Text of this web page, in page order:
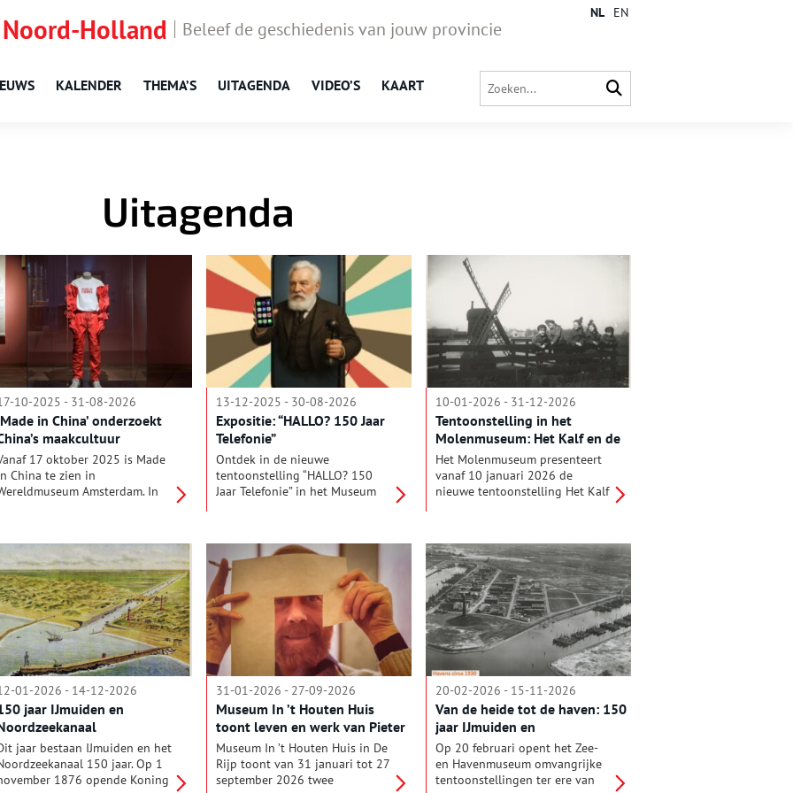
Holland Beleef de geschiedenis van jouw provincie
KALENDER THEMA’S UITAGENDA VIDEO’S KAART
NL EN
Uitagenda
10-2025 - 31-08-2026
in China’ onderzoekt
maakcultuur
17 oktober 2025 is Made
China te zien in
Amsterdam. In
makerschap is van alle tijden en
onlosmakelijk verbonden met
mens zijn. Made in China
China als casestudy voor
nieuwe blik op makerschap.
een mix van objecten, kunst,
foto’s en video’s toont de
de maakcultuur
van China, die eeuwenoud en
springlevend is.
13-12-2025 - 30-08-2026
Expositie: “HALLO? 150 Jaar
Telefonie”
Ontdek in de nieuwe
tentoonstelling “HALLO? 150
Jaar Telefonie” in het Museum
ouderwetse telefooncentrale
verbindingen. Ervaar hoeveel
mobieltjes van nu evenveel
wegen als de eerste mobiele
(auto)telefoon. Verbaas je over
het telefoonboek van Hoorn uit
1915 met nummers met slechts
2 of 3 cijfers. Stap in een heuse
telefooncel en luister naar een
Praatpaal die vroeger langs de
snelweg stond. Kortom, ontdek
150 jaar telefonie.
10-01-2026 - 31-12-2026
Tentoonstelling in het
Molenmuseum: Het Kalf en de
Waterwolf
Het Molenmuseum presenteert
vanaf 10 januari 2026 de
nieuwe tentoonstelling Het Kalf
gebied waar het Molenmuseum,
de molens, de Zaanse Schans en
het Zaans Museum samenkomen.
De tentoonstelling laat zien hoe
mens en water eeuwenlang met
elkaar in strijd én samenwerking
waren.
01-2026 - 14-12-2026
jaar IJmuiden en
jaar bestaan IJmuiden en het
150 jaar. Op 1
1876 opende Koning
31-01-2026 - 27-09-2026
Museum In ’t Houten Huis
toont leven en werk van Pieter
Borstlap
Museum In ’t Houten Huis in De
Rijp toont van 31 januari tot 27
september 2026 twee
20-02-2026 - 15-11-2026
Van de heide tot de haven: 150
jaar IJmuiden en
Noordzeekanaal
Op 20 februari opent het Zee-
en Havenmuseum omvangrijke
tentoonstellingen ter ere van